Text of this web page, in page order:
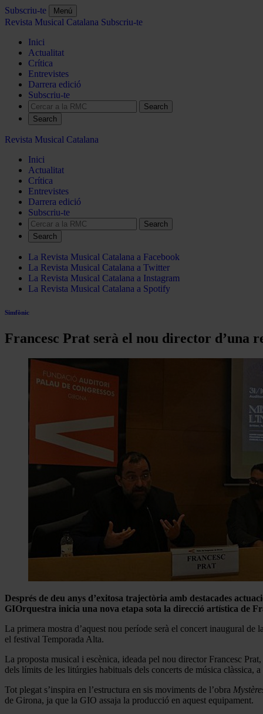
Subscriu-te Menú
Revista Musical Catalana Subscriu-te
Inici
Actualitat
Crítica
Entrevistes
Darrera edició
Subscriu-te
Search
Revista Musical Catalana
Inici
Actualitat
Crítica
Entrevistes
Darrera edició
Subscriu-te
Search
La Revista Musical Catalana a Facebook
La Revista Musical Catalana a Twitter
La Revista Musical Catalana a Instagram
La Revista Musical Catalana a Spotify
Simfònic
Francesc Prat serà el nou director d’una
Després de deu anys d’exitosa trajectòria amb destacades
GIOrquestra inicia una nova etapa sota la direcció artística de
La primera mostra d’aquest nou període serà el concert inaugural
el festival Temporada Alta.
La proposta musical i escènica, ideada pel nou director Francesc
dels límits de les litúrgies habituals dels concerts de música
Tot plegat s’inspira en l’estructura en sis moviments de l’obra
de Girona, ja que la GIO assaja la producció en aquest equipament.